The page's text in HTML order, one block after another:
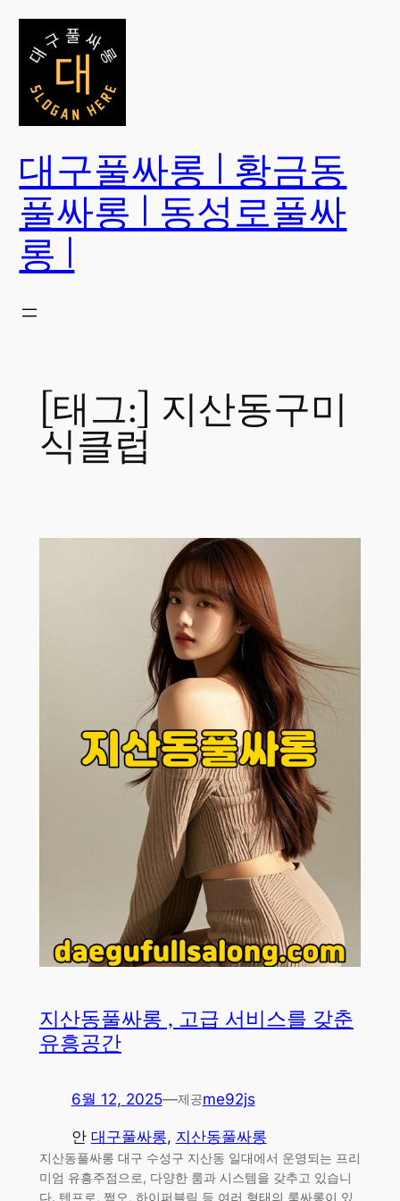
콘
가
기대구풀싸롱 | 황금동
풀싸롱 | 동성로풀싸
롱 |
[태그:] 지산동구미
식클럽
지산동풀싸롱 , 고급 서비스를 갖춘
유흥공간
6월 12, 2025—제공me92js
안 대구풀싸롱, 지산동풀싸롱
지산동풀싸롱 대구 수성구 지산동 일대에서 운영되는 프리
미엄 유흥주점으로, 다양한 룸과 시스템을 갖추고 있습니
다. 텐프로, 쩜오, 하이퍼블릭 등 여러 형태의 룸싸롱이 있